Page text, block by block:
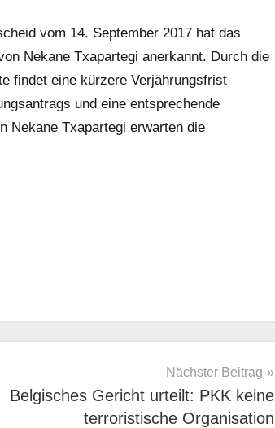
vom 14. September 2017 hat das
Nekane Txapartegi anerkannt. Durch die
findet eine kürzere Verjährungsfrist
und eine entsprechende
Nekane Txapartegi erwarten die
Nächster Beitrag
Belgisches Gericht urteilt: PKK keine
terroristische Organisation